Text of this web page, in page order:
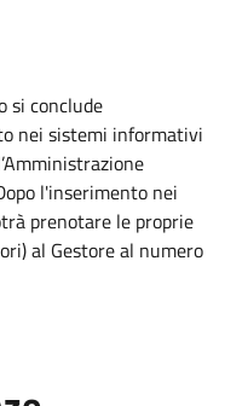
si conclude
nei sistemi informativi
l'inserimento nei
prenotare le proprie
al Gestore al numero